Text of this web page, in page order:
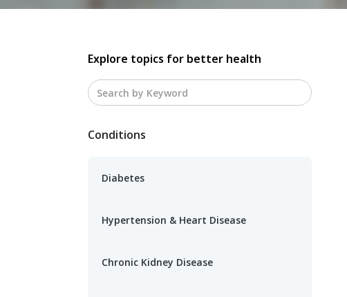
Explore topics for better health
Conditions
Diabetes
Hypertension & Heart Disease
Chronic Kidney Disease